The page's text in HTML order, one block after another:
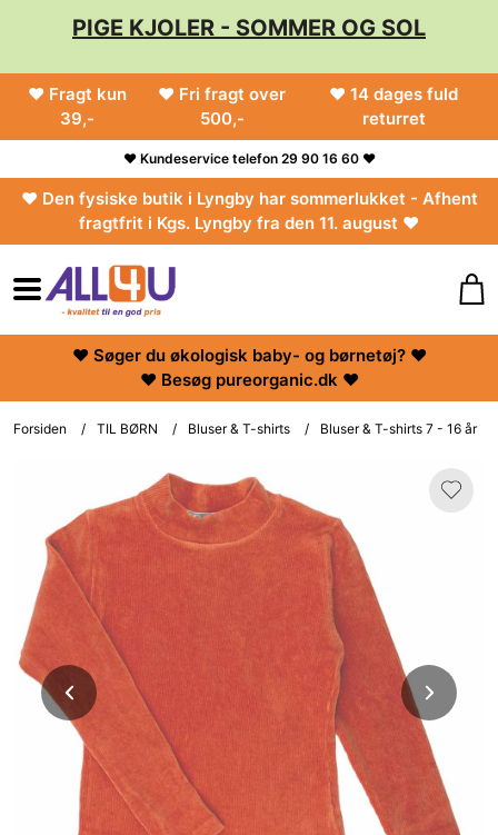
PIGE KJOLER - SOMMER OG SOL
♥ Fragt kun
39,-
♥ Fri fragt over
500,-
♥ 14 dages fuld
returret
♥ Kundeservice telefon 29 90 16 60 ♥
♥ Den fysiske butik i Lyngby har sommerlukket - Afhent
fragtfrit i Kgs. Lyngby fra den 11. august ♥
♥ Søger du økologisk baby- og børnetøj? ♥
♥ Besøg pureorganic.dk ♥
Forsiden / TIL BØRN / Bluser & T-shirts / Bluser & T-shirts 7 - 16 år